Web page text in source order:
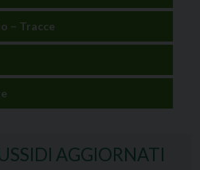
– Tracce
AGGIORNATI